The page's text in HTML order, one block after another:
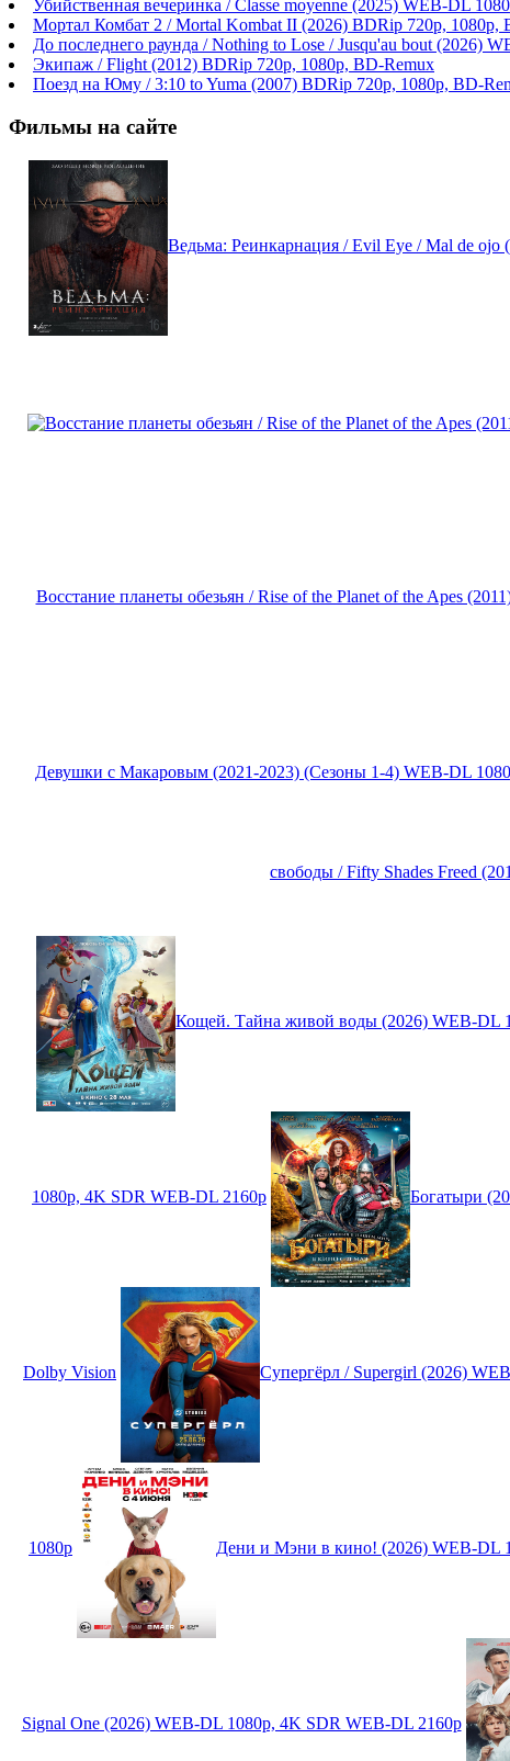
Убийственная вечеринка / Classe moyenne (2025) WEB-DL
Мортал Комбат 2 / Mortal Kombat II (2026) BDRip 720p, 1080p,
До последнего раунда / Nothing to Lose / Jusqu'au bout
Экипаж / Flight (2012) BDRip 720p, 1080p, BD-Remux
Поезд на Юму / 3:10 to Yuma (2007) BDRip 720p, 1080p, BD-
Фильмы на сайте
Ведьма: Реинкарнация / Evil Eye / Mal de ojo
Восстание планеты обезьян / Rise of the Planet of the Apes
Девушки с Макаровым (2021-2023) (Сезоны 1-4) WEB-DL
свободы / Fifty Shades Freed
Кощей. Тайна живой воды (2026) WEB-DL
1080p, 4K SDR WEB-DL 2160p Богатыри
Dolby Vision Супергёрл / Supergirl (2026)
1080p Дени и Мэни в кино! (2026) WEB-DL
Signal One (2026) WEB-DL 1080p, 4K SDR WEB-DL 2160p